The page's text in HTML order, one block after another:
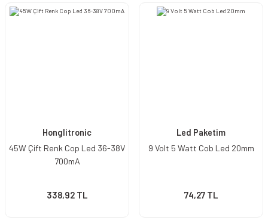
Honglitronic
45W Çift Renk Cop Led 36-38V
700mA
338,92 TL
Led Paketim
9 Volt 5 Watt Cob Led 20mm
74,27 TL